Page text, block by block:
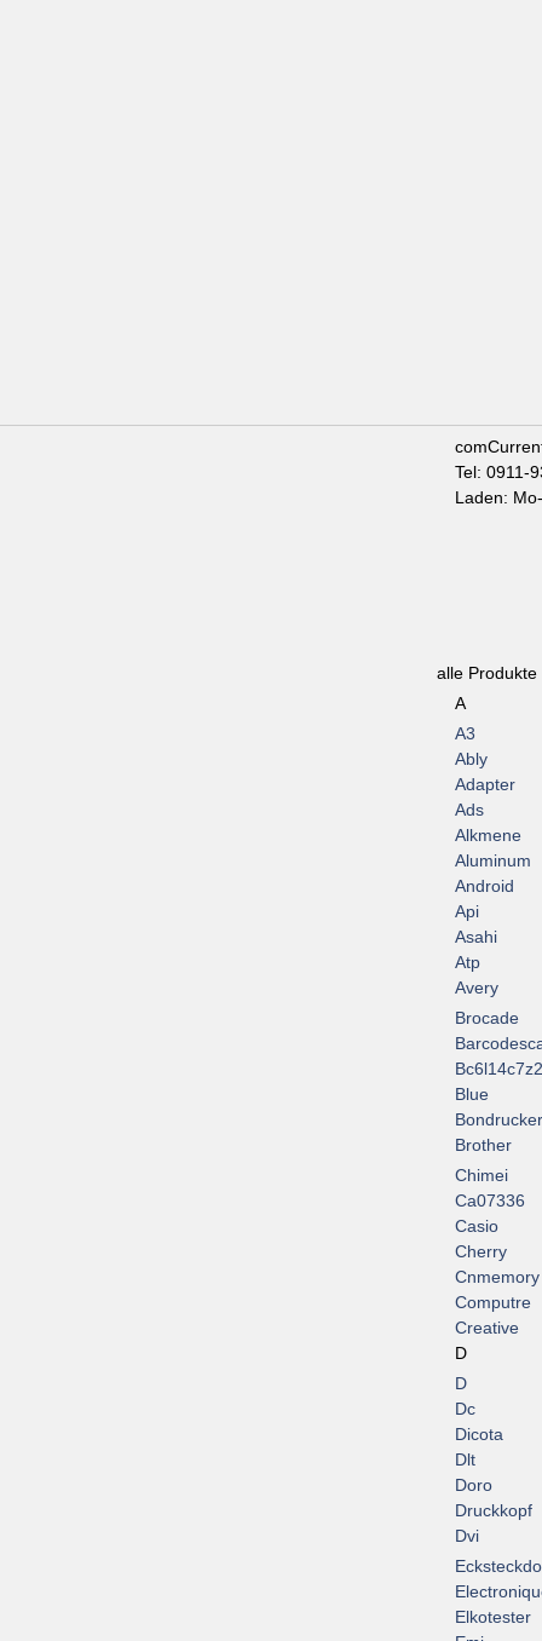
Tel: 0911-
Laden:
alle
A
A3
Ably
Adapter
Ads
Alkmene
Aluminum
Android
Api
Asahi
Atp
Avery
Brocade
Blue
Bondrucker
Brother
Chimei
Ca07336
Casio
Cherry
Cnmemory
Computre
Creative
D
D
Dc
Dicota
Dlt
Doro
Druckkopf
Dvi
Elkotester